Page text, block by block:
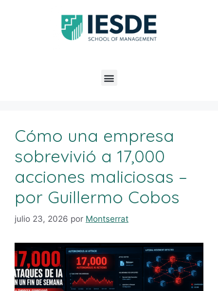
Cómo una empresa
sobrevivió a 17,000
acciones maliciosas –
por Guillermo Cobos
julio 23, 2026 por Montserrat